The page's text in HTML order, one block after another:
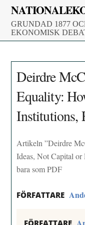
Skip
content
GRUNDAD 1877
EKONOMISK
Deirdre
Equality:
Institutions,
Artikeln ”Deirdre
Ideas, Not Capital
bara som PDF
FÖRFATTARE
FÖRFATTARE